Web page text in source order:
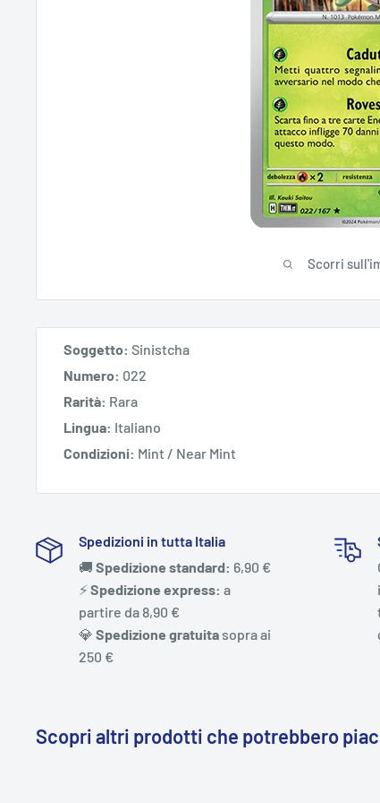
Scorri
Soggetto: Sinistcha
Numero: 022
Rarità: Rara
Lingua: Italiano
Condizioni: Mint / Near Mint
Spedizioni in tutta Italia
🚚 Spedizione standard: 6,90 €
⚡️Spedizione express: a
partire da 8,90 €
💎 Spedizione gratuita sopra ai
250 €
Scopri altri prodotti che potrebbero